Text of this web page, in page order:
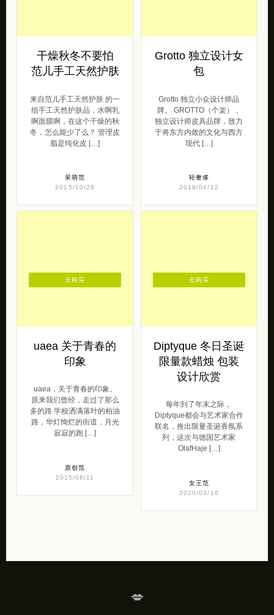
干燥秋冬不要怕
范儿手工天然护肤
来自范儿手工天然护肤 的一
组手工天然护肤品，水啊乳
啊面膜啊，在这个干燥的秋
冬，怎么能少了么？ 管理皮
脂是纯化皮 […]
呆萌范
2015/10/28
Grotto 独立设计女
包
Grotto 独立小众设计师品
牌。 GROTTO（个楽），
独立设计师皮具品牌，致力
于将东方内敛的文化与西方
现代 […]
轻奢侈
2019/04/12
uaea 关于青春的
印象
uaea，关于青春的印象。
原来我们曾经，走过了那么
多的路 学校洒满落叶的柏油
路，华灯绚烂的街道，月光
寂寂的跑 […]
原创范
2015/08/11
去购买
Diptyque 冬日圣诞
限量款蜡烛 包装
设计欣赏
每年到了年末之际，
Diptyque都会与艺术家合作
联名，推出限量圣诞香氛系
列，这次与德国艺术家
OlafHaje […]
女王范
2020/03/10
去购买
💋